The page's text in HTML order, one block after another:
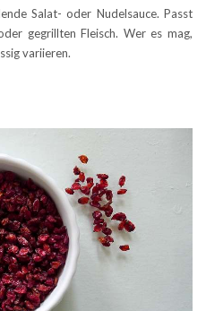
Salat- oder Nudelsauce. Passt
gegrillten Fleisch. Wer es mag,
variieren.